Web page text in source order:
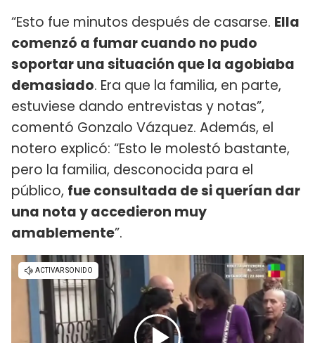
“Esto fue minutos después de casarse. Ella
comenzó a fumar cuando no pudo
soportar una situación que la agobiaba
demasiado. Era que la familia, en parte,
estuviese dando entrevistas y notas”,
comentó Gonzalo Vázquez. Además, el
notero explicó: “Esto le molestó bastante,
pero la familia, desconocida para el
público, fue consultada de si querían dar
una nota y accedieron muy
amablemente”.